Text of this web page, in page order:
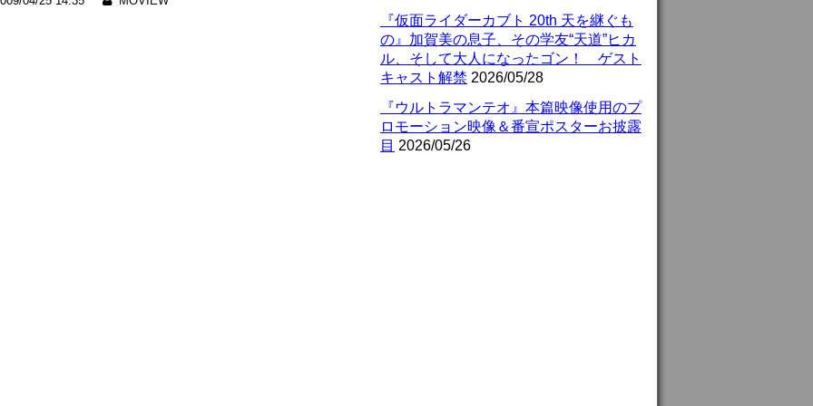
『仮面ライダーカブト 20th 天を継ぐも
の』加賀美の息子、その学友“天道”ヒカ
ル、そして大人になったゴン！ ゲスト
キャスト解禁 2026/05/28
『ウルトラマンテオ』本篇映像使用のプ
ロモーション映像＆番宣ポスターお披露
目 2026/05/26